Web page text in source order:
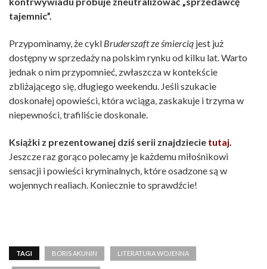
tajemnic”.
Przypominamy, że cykl Bruderszaft ze śmiercią jest już
dostępny w sprzedaży na polskim rynku od kilku lat. Warto
jednak o nim przypomnieć, zwłaszcza w kontekście
zbliżającego się, długiego weekendu. Jeśli szukacie
doskonałej opowieści, która wciąga, zaskakuje i trzyma w
niepewności, trafiliście doskonale.
Książki z prezentowanej dziś serii znajdziecie tutaj.
Jeszcze raz gorąco polecamy je każdemu miłośnikowi
sensacji i powieści kryminalnych, które osadzone są w
wojennych realiach. Koniecznie to sprawdźcie!
TAGI BORIS AKUNIN LITERATURA WOJENNA